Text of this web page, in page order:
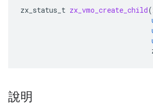
zx_status_t zx_vmo_create_child(
說明